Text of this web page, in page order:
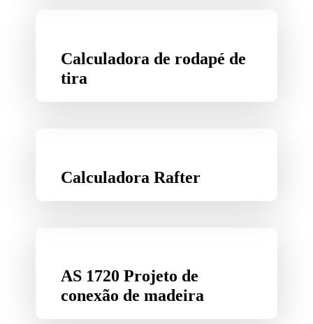
Calculadora de rodapé de
tira
Calculadora Rafter
AS 1720 Projeto de
conexão de madeira